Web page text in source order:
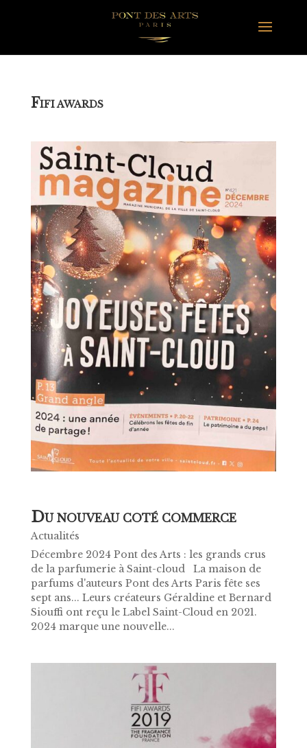
FIFI AWARDS
DU NOUVEAU COTÉ COMMERCE
Actualités
Décembre 2024 Pont des Arts : les grands crus
de la parfumerie à Saint-cloud La maison de
parfums d'auteurs Pont des Arts Paris fête ses
sept ans... Leurs créateurs Géraldine et Bernard
Siouffi ont reçu le Label Saint-Cloud en 2021.
2024 marque une nouvelle...